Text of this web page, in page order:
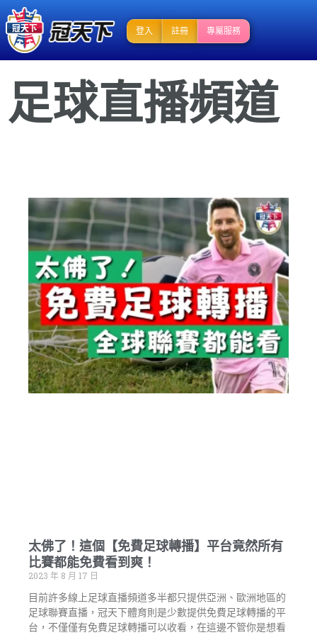
登入 註冊 專屬服務
足球直播頻道
太佛了！這個【免費足球轉播】平台竟然所有
比賽都能免費看到爽！
2023 年 8 月 17 日
目前許多線上足球直播頻道多半都只提供亞洲、歐洲地區的
足球聯賽直播，冠天下體育則是少數提供免費足球轉播的平
台，不僅僅有免費足球轉播可以收看，在這邊不管你是想看